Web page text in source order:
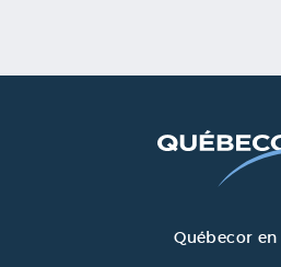
Québecor